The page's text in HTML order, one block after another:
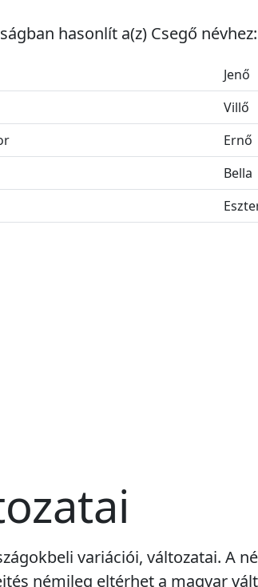
hasonlít a(z) Csegő névhez:
Jenő
Villő
Ernő
Bella
variációi, változatai. A
némileg eltérhet a magyar